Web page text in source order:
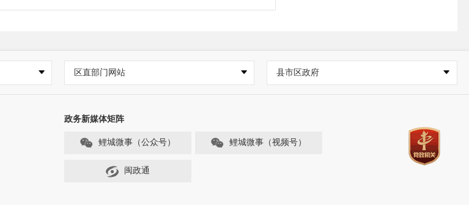
zwgk/qzbm/czj/）；
系电话：0595-22762731）、区图书馆（地址：福建
0595-22176022）设置政府公开信息查阅场所；
区直部门网站 县市区政府
政务新媒体矩阵
鲤城微事（公众号） 鲤城微事（视频号）
闽政通